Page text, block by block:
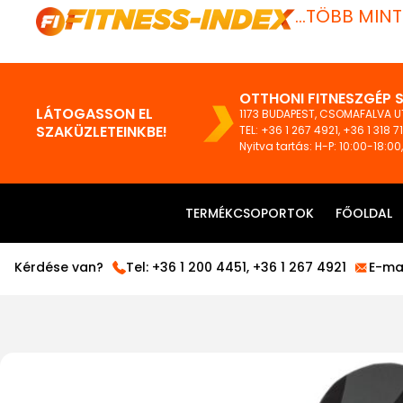
...TÖBB
LÁTOGASSON EL
SZAKÜZLETEINKBE!
OTTHONI FITNESZGÉP
1173 BUDAPEST, CSOMAFALVA
TEL: +36 1 267 4921, +36 1 318
Nyitva tartás: H-P: 10:00-
TERMÉKCSOPORTOK FŐOLDAL
Kérdése van? Tel: +36 1 200 4451, +36 1 267 4921 E-